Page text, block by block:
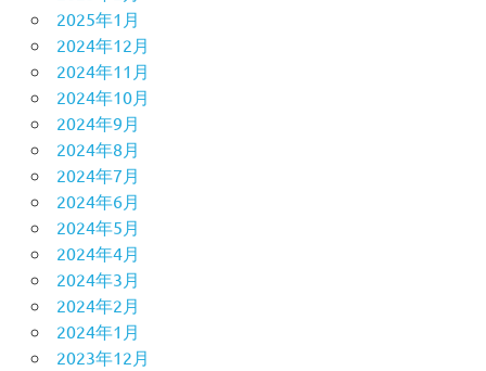
2025年1月
2024年12月
2024年11月
2024年10月
2024年9月
2024年8月
2024年7月
2024年6月
2024年5月
2024年4月
2024年3月
2024年2月
2024年1月
2023年12月